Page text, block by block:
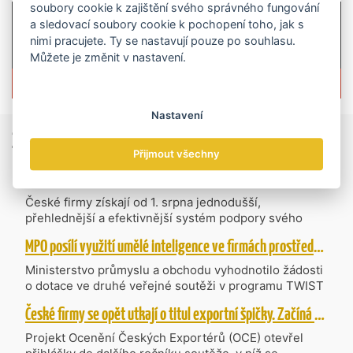
Zprávyze světa obchodu
Vzniká CzechBusiness. Nová státní agentura zjednoduší podporu českých firem
České firmy získají od 1. srpna jednodušší,
přehlednější a efektivnější systém podpory svého
CzechBusiness, která propojuje dosavadní
kompetence agentur CzechTrade a CzechInvest.
Firmám nabídne jednoho partnera pro rozvoj od
inovací až po zahraniční expanzi.
MPO posílí využití umělé inteligence ve firmách prostřednictvím 40 projektů z programu TWIST
Ministerstvo průmyslu a obchodu vyhodnotilo žádosti
o dotace ve druhé veřejné soutěži v programu TWIST
– Transfer, Výzkum, Vývoj a Inovace pro Strategické
Technologie, do které bylo podáno 318 návrhů
projektů požadujících dotaci o celkovém objemu 4,27
mld. Kč. Částkou 630 mil. Kč bude podpořeno čtyřicet
České firmy se opět utkají o titul exportní špičky. Začíná další ročník Ocenění Českých Exportérů
Projekt Ocenění Českých Exportérů (OCE) otevřel
soubory cookie k zajištění svého správného fungování
a sledovací soubory cookie k pochopení toho, jak s
nimi pracujete. Ty se nastavují pouze po souhlasu.
Můžete je změnit v nastavení.
Nastavení
Přijmout všechny